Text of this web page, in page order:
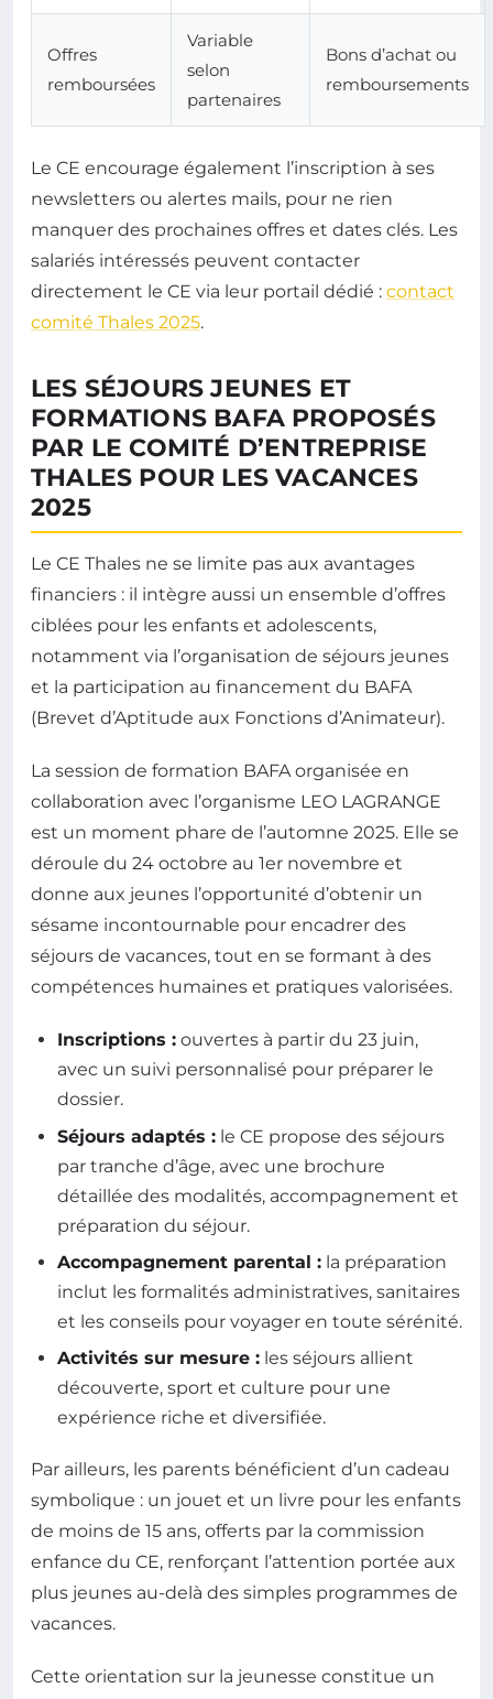
Offres
remboursées
Variable
selon
partenaires
Bons d’achat ou
remboursements
Le CE encourage également l’inscription à ses
newsletters ou alertes mails, pour ne rien
manquer des prochaines offres et dates clés. Les
salariés intéressés peuvent contacter
directement le CE via leur portail dédié : contact
comité Thales 2025.
LES SÉJOURS JEUNES ET
FORMATIONS BAFA PROPOSÉS
PAR LE COMITÉ D’ENTREPRISE
THALES POUR LES VACANCES
2025
Le CE Thales ne se limite pas aux avantages
financiers : il intègre aussi un ensemble d’offres
ciblées pour les enfants et adolescents,
notamment via l’organisation de séjours jeunes
et la participation au financement du BAFA
(Brevet d’Aptitude aux Fonctions d’Animateur).
La session de formation BAFA organisée en
collaboration avec l’organisme LEO LAGRANGE
est un moment phare de l’automne 2025. Elle se
déroule du 24 octobre au 1er novembre et
donne aux jeunes l’opportunité d’obtenir un
sésame incontournable pour encadrer des
séjours de vacances, tout en se formant à des
compétences humaines et pratiques valorisées.
Inscriptions : ouvertes à partir du 23 juin,
avec un suivi personnalisé pour préparer le
dossier.
Séjours adaptés : le CE propose des séjours
par tranche d’âge, avec une brochure
détaillée des modalités, accompagnement et
préparation du séjour.
Accompagnement parental : la préparation
inclut les formalités administratives, sanitaires
et les conseils pour voyager en toute sérénité.
Activités sur mesure : les séjours allient
découverte, sport et culture pour une
expérience riche et diversifiée.
Par ailleurs, les parents bénéficient d’un cadeau
symbolique : un jouet et un livre pour les enfants
de moins de 15 ans, offerts par la commission
enfance du CE, renforçant l’attention portée aux
plus jeunes au-delà des simples programmes de
vacances.
Cette orientation sur la jeunesse constitue un